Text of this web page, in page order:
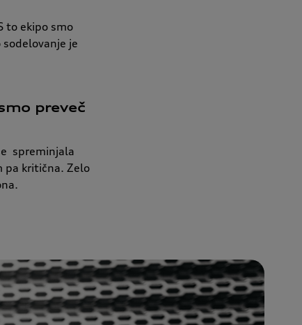
to ekipo smo
je
preveč
spreminjala
pa kritična. Zelo